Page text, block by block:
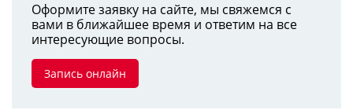
Оформите заявку на сайте, мы свяжемся с
вами в ближайшее время и ответим на все
интересующие вопросы.
Запись онлайн